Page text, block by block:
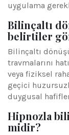
uygulama
Bilinçaltı
belirtiler
Bilinçaltı
travmalarını
veya fiziksel
geçici
duygusal
Hipnozla
midir?